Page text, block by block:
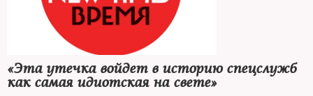
«Эта утечка войдет в историю спецслужб
как самая идиотская на свете»